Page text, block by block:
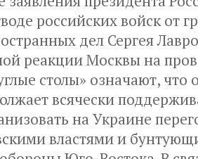
российских войск от
дел Сергея
реакции Москвы на
столы» означают, что
всячески
на Украине
властями и